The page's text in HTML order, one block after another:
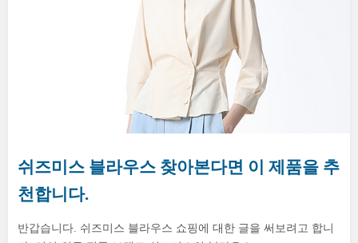
쉬즈미스 블라우스 찾아본다면 이 제품을 추
천합니다.
반갑습니다. 쉬즈미스 블라우스 쇼핑에 대한 글을 써보려고 합니